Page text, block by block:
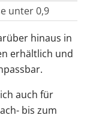
unter 0,9
hinaus in
erhältlich und
auch für
bis zum